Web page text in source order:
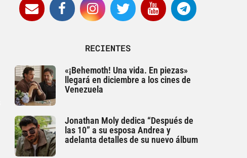
RECIENTES
«¡Behemoth! Una vida. En piezas»
llegará en diciembre a los cines de
Venezuela
Jonathan Moly dedica “Después de
las 10” a su esposa Andrea y
adelanta detalles de su nuevo álbum